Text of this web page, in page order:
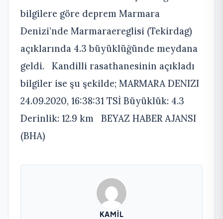
bilgilere göre deprem Marmara
Denizi’nde Marmaraereglisi (Tekirdag)
açıklarında 4.3 büyüklüğünde meydana
geldi. Kandilli rasathanesinin açıkladı
bilgiler ise şu şekilde; MARMARA DENIZI
24.09.2020, 16:38:31 TSİ Büyüklük: 4.3
Derinlik: 12.9 km BEYAZ HABER AJANSI
(BHA)
KAMIL